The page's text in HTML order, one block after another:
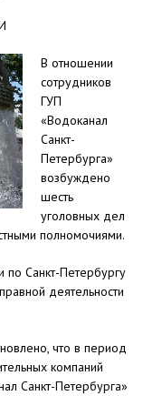
В отношении
сотрудников
ГУП
«Водоканал
Санкт-
Петербурга»
возбуждено
шесть
уголовных дел
полномочиями.
Санкт-Петербургу
деятельности
что в период
компаний
Санкт-Петербурга»